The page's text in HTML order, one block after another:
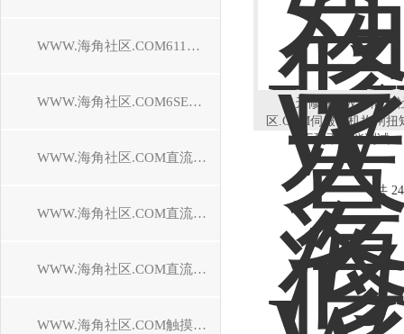
WWW.海角社区.COM611驱动器维修
WWW.海角社区.COM6SE70驱动器维修
WWW.海角社区.COM直流调速装置维修
WWW.海角社区.COM直流控制器维修
WWW.海角社区.COM直流驱动器维修
WWW.海角社区.COM触摸屏维修
当天修好WWW.海角
区.COM伺服电机抱闸扭
不到不够能测试
共